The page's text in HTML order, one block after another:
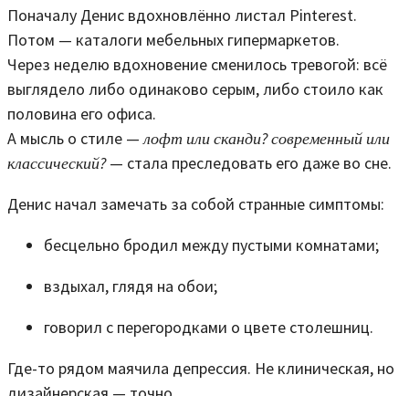
Поначалу Денис вдохновлённо листал Pinterest.
Потом — каталоги мебельных гипермаркетов.
Через неделю вдохновение сменилось тревогой: всё
выглядело либо одинаково серым, либо стоило как
половина его офиса.
А мысль о стиле —лофт или сканди? современный или
классический?— стала преследовать его даже во сне.
Денис начал замечать за собой странные симптомы:
бесцельно бродил между пустыми комнатами;
вздыхал, глядя на обои;
говорил с перегородками о цвете столешниц.
Где-то рядом маячила депрессия. Не клиническая, но